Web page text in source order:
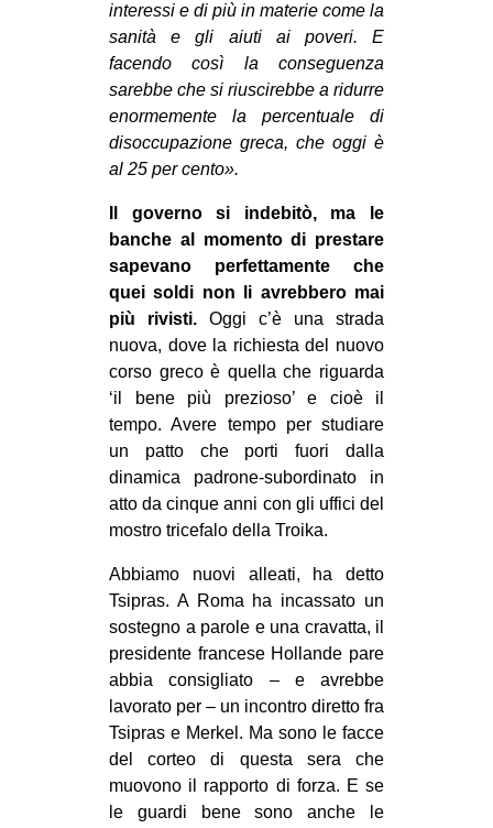
interessi e di più in materie come la
sanità e gli aiuti ai poveri. E
facendo così la conseguenza
sarebbe che si riuscirebbe a ridurre
enormemente la percentuale di
disoccupazione greca, che oggi è
al 25 per cento».
Il governo si indebitò, ma le
banche al momento di prestare
sapevano perfettamente che
quei soldi non li avrebbero mai
più rivisti. Oggi c’è una strada
nuova, dove la richiesta del nuovo
corso greco è quella che riguarda
‘il bene più prezioso’ e cioè il
tempo. Avere tempo per studiare
un patto che porti fuori dalla
dinamica padrone-subordinato in
atto da cinque anni con gli uffici del
mostro tricefalo della Troika.
Abbiamo nuovi alleati, ha detto
Tsipras. A Roma ha incassato un
sostegno a parole e una cravatta, il
presidente francese Hollande pare
abbia consigliato – e avrebbe
lavorato per – un incontro diretto fra
Tsipras e Merkel. Ma sono le facce
del corteo di questa sera che
muovono il rapporto di forza. E se
le guardi bene sono anche le